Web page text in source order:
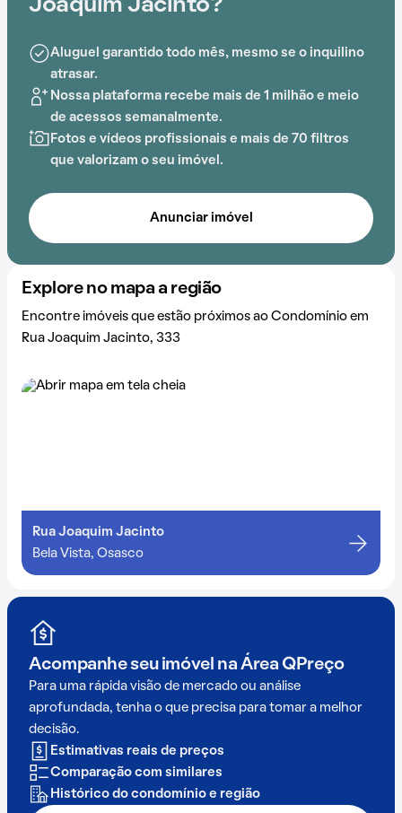
Joaquim Jacinto?
Aluguel garantido todo mês, mesmo se o inquilino
atrasar.
Nossa plataforma recebe mais de 1 milhão e meio
de acessos semanalmente.
Fotos e vídeos profissionais e mais de 70 filtros
que valorizam o seu imóvel.
Anunciar imóvel
Explore no mapa a região
Encontre imóveis que estão próximos ao Condomínio em
Rua Joaquim Jacinto, 333
Rua Joaquim Jacinto
Bela Vista, Osasco
Acompanhe seu imóvel na Área QPreço
Para uma rápida visão de mercado ou análise
aprofundada, tenha o que precisa para tomar a melhor
decisão.
Estimativas reais de preços
Comparação com similares
Histórico do condomínio e região